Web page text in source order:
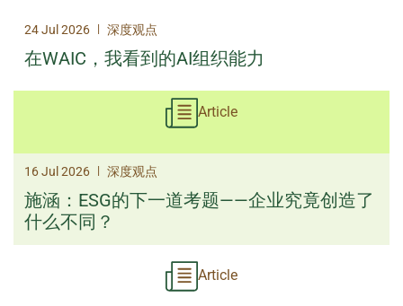
24 Jul 2026 | 深度观点
在WAIC，我看到的AI组织能力
Article
16 Jul 2026 | 深度观点
施涵：ESG的下一道考题——企业究竟创造了
什么不同？
Article